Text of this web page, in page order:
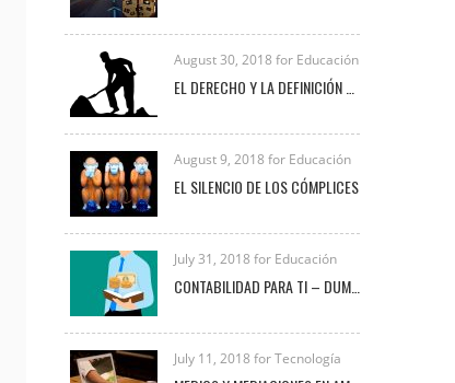
August 30, 2018 for Educación
August 9, 2018 for Educación
EL SILENCIO DE LOS CÓMPLICES
July 31, 2018 for Educación
July 11, 2018 for Tecnología